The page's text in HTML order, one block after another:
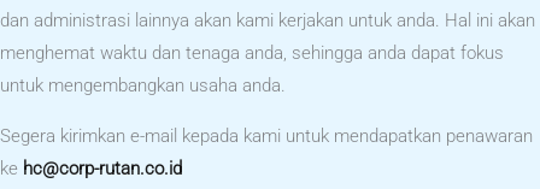
dan administrasi lainnya akan kami kerjakan untuk anda. Hal ini akan
menghemat waktu dan tenaga anda, sehingga anda dapat fokus
untuk mengembangkan usaha anda.
Segera kirimkan e-mail kepada kami untuk mendapatkan penawaran
ke hc@corp-rutan.co.id